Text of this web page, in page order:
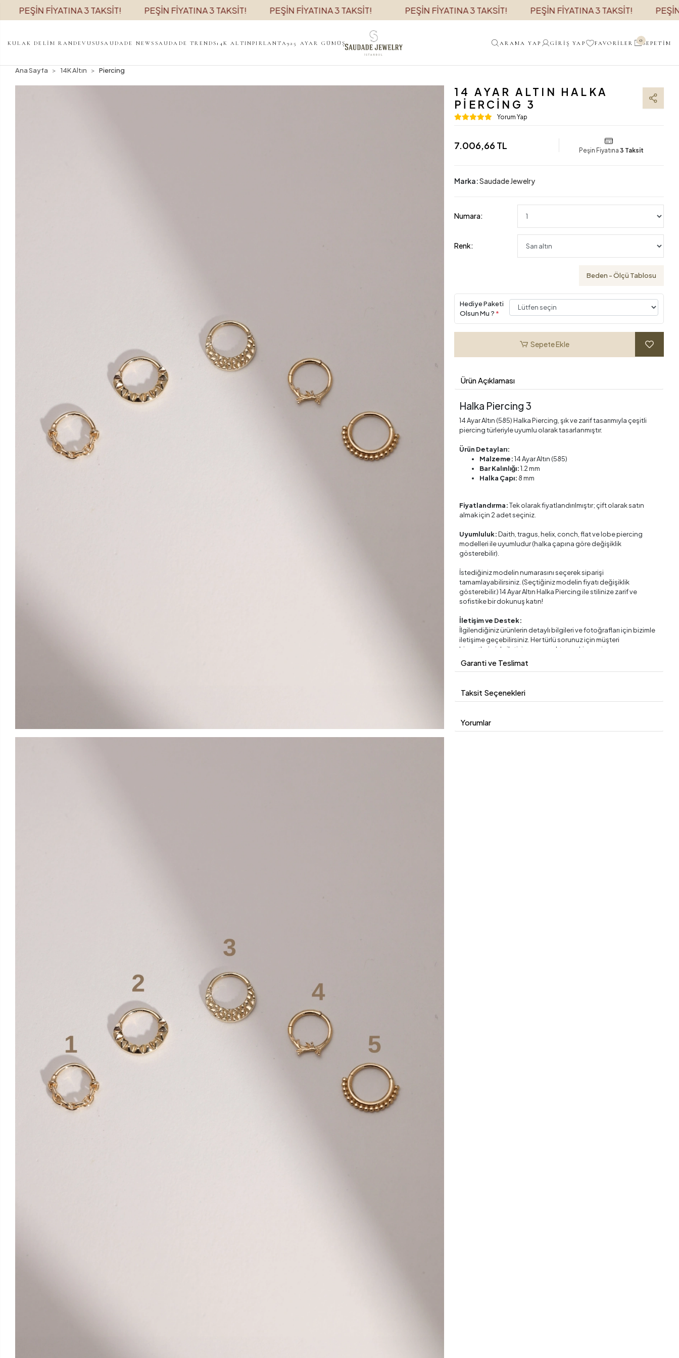
FİYATINA 3 TAKSİT! PEŞİN FİYATINA 3 TAKSİT! PEŞİN FİYATINA 3 TAKSİT! PEŞİN FİYATINA 3 TAKSİT! PEŞİN FİYATINA 3 TAKSİT! PEŞİN
KULAK DELİM RANDEVUSUSAUDADE NEWS SAUDADE TRENDS14K ALTINPIRLANTA 925 AYAR GÜMÜŞ ARAMA YAP GIRIŞ YAP FAVORILER 0 SEPETIM
Ana Sayfa 14K Altın Piercing
14 AYAR ALTIN HALKA
PIERCING 3
Yorum Yap
7.006,66 TL Peşin Fiyatına3 Taksit
Marka:Saudade Jewelry
Numara:
Renk:
Beden - Ölçü Tablosu
Hediye Paketi
Olsun Mu ? *
Sepete Ekle
Ürün Açıklaması
Halka Piercing 3
14 Ayar Altın (585) Halka Piercing, şık ve zarif tasarımıyla çeşitli
piercing türleriyle uyumlu olarak tasarlanmıştır.
Ürün Detayları:
Malzeme:14 Ayar Altın (585)
Bar Kalınlığı:1.2 mm
Halka Çapı: 8 mm
Fiyatlandırma:Tek olarak fiyatlandırılmıştır; çift olarak satın
almak için 2 adet seçiniz.
Uyumluluk:Daith, tragus, helix, conch, flat ve lobe piercing
modelleri ile uyumludur (halka çapına göre değişiklik
gösterebilir).
İstediğiniz modelin numarasını seçerek siparişi
tamamlayabilirsiniz. (Seçtiğiniz modelin fiyatı değişiklik
gösterebilir.) 14 Ayar Altın Halka Piercing ile stilinize zarif ve
sofistike bir dokunuş katın!
İletişim ve Destek:
İlgilendiğiniz ürünlerin detaylı bilgileri ve fotoğrafları için bizimle
iletişime geçebilirsiniz. Her türlü sorunuz için müşteri
hizmetlerimizle iletişime geçmekten çekinmeyin.
Garanti ve Teslimat
Taksit Seçenekleri
Yorumlar